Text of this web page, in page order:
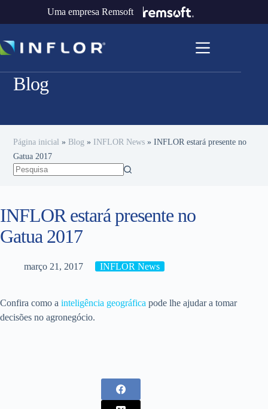
Uma empresa Remsoft
Blog
Página inicial » Blog » INFLOR News »INFLOR estará presente no
Gatua 2017
INFLOR estará presente no
Gatua 2017
março 21, 2017 INFLOR News
Confira como a inteligência geográfica pode lhe ajudar a tomar
decisões no agronegócio.